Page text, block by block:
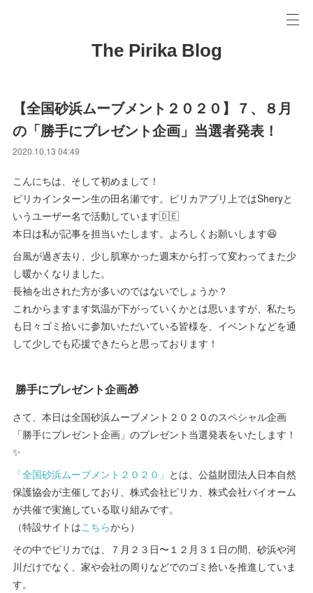
The Pirika Blog
【全国砂浜ムーブメント２０２０】７、８月
の「勝手にプレゼント企画」当選者発表！
2020.10.13 04:49
こんにちは、そして初めまして！
ピリカインターン生の田名瀬です。ピリカアプリ上ではSheryと
いうユーザー名で活動しています🇩🇪
本日は私が記事を担当いたします。よろしくお願いします😆
台風が過ぎ去り、少し肌寒かった週末から打って変わってまた少
し暖かくなりました。
長袖を出された方が多いのではないでしょうか？
これからますます気温が下がっていくかとは思いますが、私たち
も日々ゴミ拾いに参加いただいている皆様を、イベントなどを通
して少しでも応援できたらと思っております！
勝手にプレゼント企画🎁
さて、本日は全国砂浜ムーブメント２０２０のスペシャル企画
「勝手にプレゼント企画」のプレゼント当選発表をいたします！
✨
「全国砂浜ムーブメント２０２０」 とは、公益財団法人日本自然
保護協会が主催しており、株式会社ピリカ、株式会社バイオーム
が共催で実施している取り組みです。
（特設サイトはこちらから）
その中でピリカでは、７月２３日〜１２月３１日の間、砂浜や河
川だけでなく、家や会社の周りなどでのゴミ拾いを推進していま
す。